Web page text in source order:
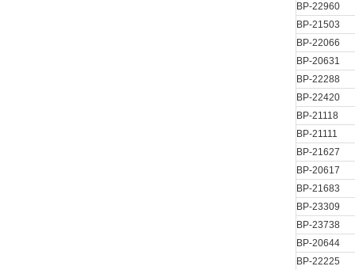
BP-22960
BP-21503
BP-22066
BP-20631
BP-22288
BP-22420
BP-21118
BP-21111
BP-21627
BP-20617
BP-21683
BP-23309
BP-23738
BP-20644
BP-22225